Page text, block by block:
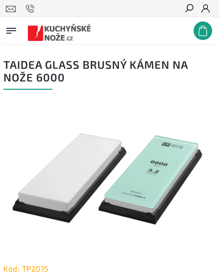
Hledat
TAIDEA GLASS BRUSNÝ KÁMEN NA
NOŽE 6000
Kód: TP2015